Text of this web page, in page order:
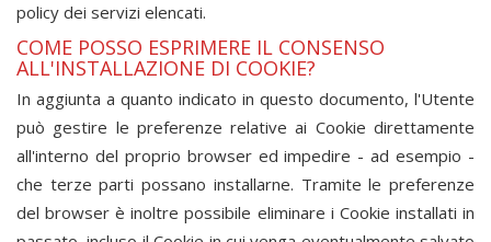
policy dei servizi elencati.
COME POSSO ESPRIMERE IL CONSENSO
ALL'INSTALLAZIONE DI COOKIE?
In aggiunta a quanto indicato in questo documento, l'Utente
può gestire le preferenze relative ai Cookie direttamente
all'interno del proprio browser ed impedire - ad esempio -
che terze parti possano installarne. Tramite le preferenze
del browser è inoltre possibile eliminare i Cookie installati in